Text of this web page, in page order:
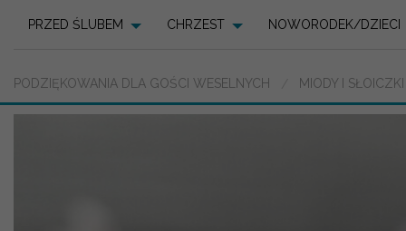
PRZED ŚLUBEM CHRZEST NOWORODEK/DZIECI
PODZIĘKOWANIA DLA GOŚCI WESELNYCH MIODY I